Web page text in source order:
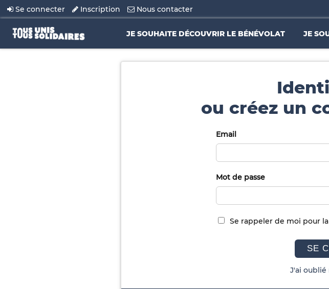
Se connecter Inscription Nous contacter
JE SOUHAITE DÉCOUVRIR LE BÉNÉVOLAT JE
ou créez un
Email
Mot de passe
Se rappeler de moi pour
SE
J'ai